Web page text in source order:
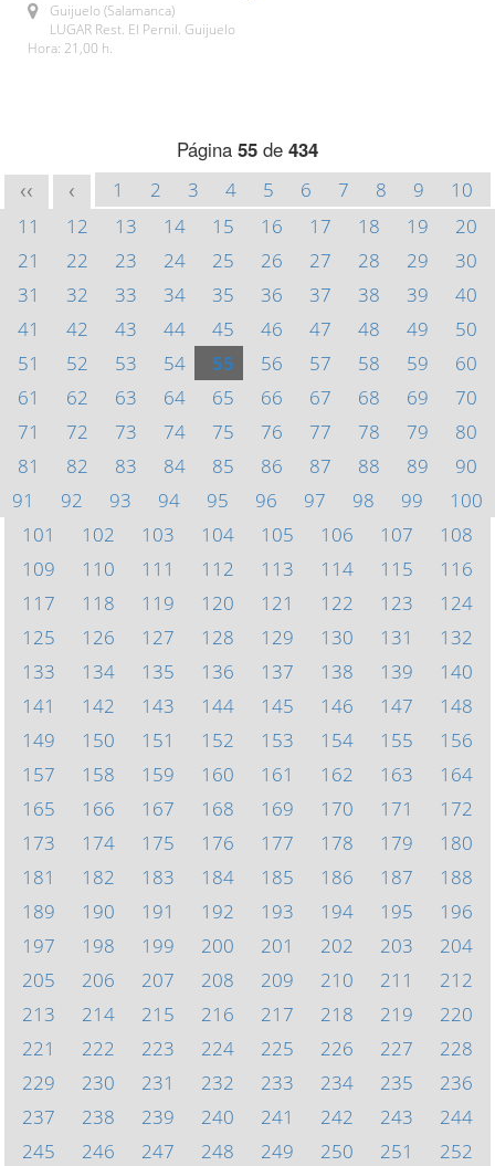
Guijuelo (Salamanca)
LUGAR Rest. El Pernil. Guijuelo
Hora: 21,00 h.
Página 55 de 434
<< < 1 2 3 4 5 6 7 8 9
10
11
12 13 14 15 16 17 18 19
20
21
22 23 24 25 26 27 28 29
30
31
32 33 34 35 36 37 38 39
40
41
42 43 44 45 46 47 48 49
50
51
52 53 54 55 56 57 58 59
60
61
62 63 64 65 66 67 68 69
70
71
72 73 74 75 76 77 78 79
80
81
82 83 84 85 86 87 88 89
90
91
92 93 94 95 96 97 98 99
100
101
102 103 104 105 106 107
108
109
110 111 112 113 114 115
116
117
118 119 120 121 122 123
124
125
126 127 128 129 130 131
132
133
134 135 136 137 138 139
140
141
142 143 144 145 146 147
148
149
150 151 152 153 154 155
156
157
158 159 160 161 162 163
164
165
166 167 168 169 170 171
172
173
174 175 176 177 178 179
180
181
182 183 184 185 186 187
188
189
190 191 192 193 194 195
196
197
198 199 200 201 202 203
204
205
206 207 208 209 210 211
212
213
214 215 216 217 218 219
220
221
222 223 224 225 226 227
228
229
230 231 232 233 234 235
236
237
238 239 240 241 242 243
244
245
246 247 248 249 250 251
252